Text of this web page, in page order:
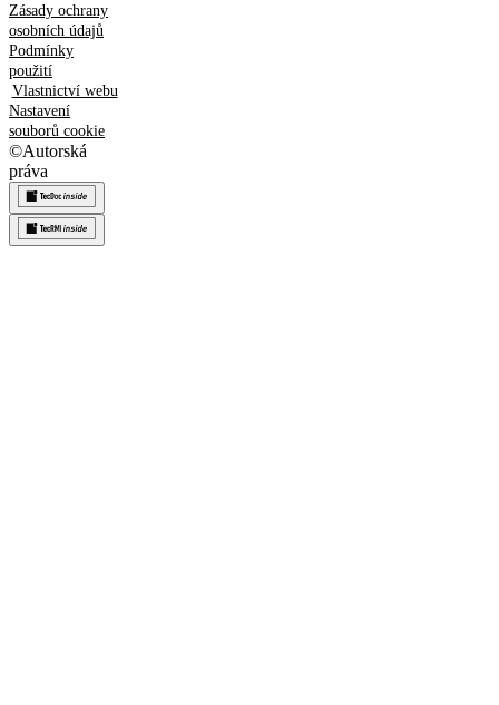
Zásady ochrany
osobních údajů
Podmínky
použití
Vlastnictví webu
Nastavení
souborů cookie
©Autorská
práva